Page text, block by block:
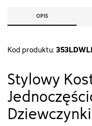
OPIS
Kod produktu:
Stylowy